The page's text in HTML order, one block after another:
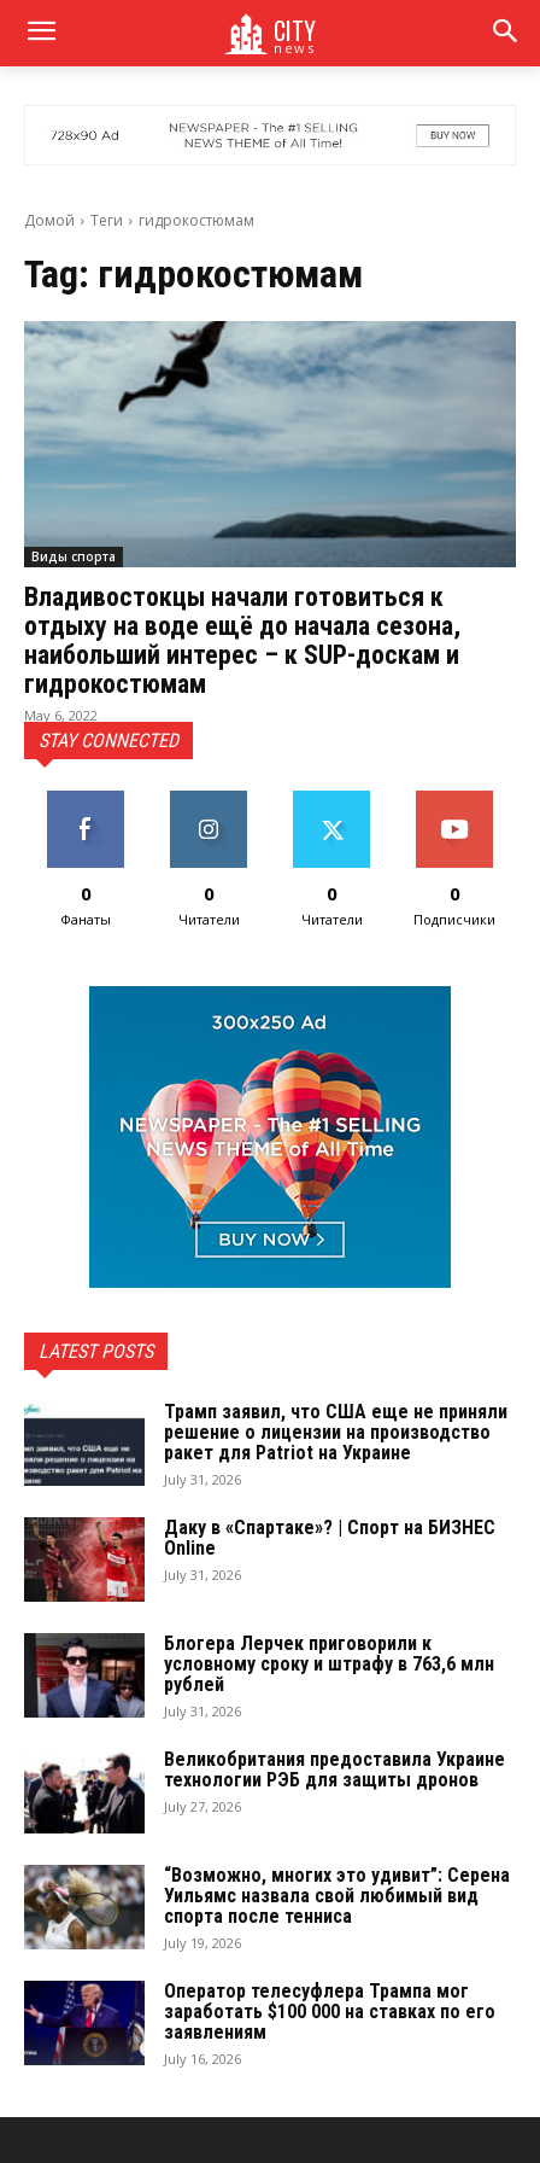
CITY
news
Домой Теги гидрокостюмам
Tag: гидрокостюмам
Виды спорта
Владивостокцы начали готовиться к
отдыху на воде ещё до начала сезона,
наибольший интерес – к SUP-доскам и
гидрокостюмам
May 6, 2022
STAY CONNECTED
0
Фанаты
0
Читатели
0
Читатели
0
Подписчики
LATEST POSTS
Трамп заявил, что США еще не приняли
решение о лицензии на производство
ракет для Patriot на Украине
July 31, 2026
Даку в «Спартаке»? | Спорт на БИЗНЕС
Online
July 31, 2026
Блогера Лерчек приговорили к
условному сроку и штрафу в 763,6 млн
рублей
July 31, 2026
Великобритания предоставила Украине
технологии РЭБ для защиты дронов
July 27, 2026
“Возможно, многих это удивит”: Серена
Уильямс назвала свой любимый вид
спорта после тенниса
July 19, 2026
Оператор телесуфлера Трампа мог
заработать $100 000 на ставках по его
заявлениям
July 16, 2026